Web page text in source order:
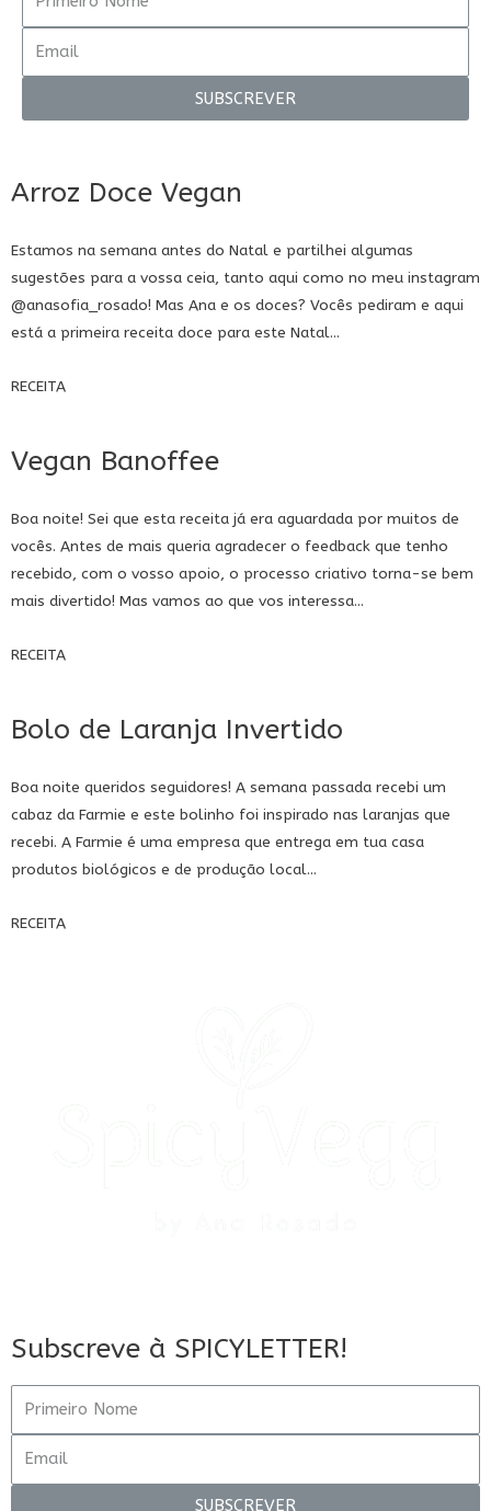
SUBSCREVER
Arroz Doce Vegan
Estamos na semana antes do Natal e partilhei algumas
sugestões para a vossa ceia, tanto aqui como no meu instagram
@anasofia_rosado! Mas Ana e os doces? Vocês pediram e aqui
está a primeira receita doce para este Natal...
RECEITA
Vegan Banoffee
Boa noite! Sei que esta receita já era aguardada por muitos de
vocês. Antes de mais queria agradecer o feedback que tenho
recebido, com o vosso apoio, o processo criativo torna-se bem
mais divertido! Mas vamos ao que vos interessa...
RECEITA
Bolo de Laranja Invertido
Boa noite queridos seguidores! A semana passada recebi um
cabaz da Farmie e este bolinho foi inspirado nas laranjas que
recebi. A Farmie é uma empresa que entrega em tua casa
produtos biológicos e de produção local...
RECEITA
Subscreve à SPICYLETTER!
SUBSCREVER